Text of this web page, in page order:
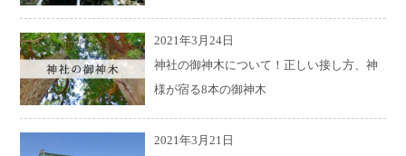
2021年3月24日
神社の御神木について！正しい接し方、神
様が宿る8本の御神木
2021年3月21日